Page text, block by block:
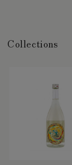
Collections